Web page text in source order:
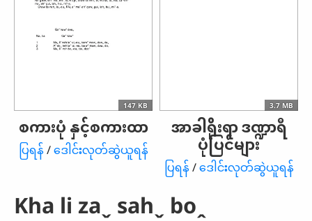
147 KB
စကားပုံ နှင့်စကားထာ
ပြရန်/ဒေါင်းလုတ်ဆွဲယူရန်
3.7 MB
အာခါရိုးရာ ဒဏ္ဍာရီ
ပုံပြင်များ
ပြရန်/ဒေါင်းလုတ်ဆွဲယူရန်
Kha li zaˬ sahˬ boꞈ